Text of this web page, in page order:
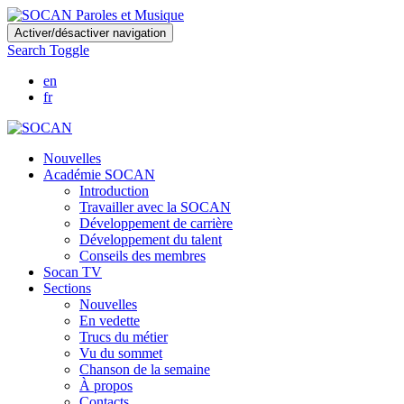
Skip
to
main
content
Activer/désactiver navigation
Search Toggle
en
fr
Nouvelles
Académie SOCAN
Introduction
Travailler avec la SOCAN
Développement de carrière
Développement du talent
Conseils des membres
Socan TV
Sections
Nouvelles
En vedette
Trucs du métier
Vu du sommet
Chanson de la semaine
À propos